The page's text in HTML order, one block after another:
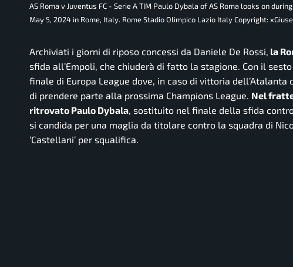
AS Roma v Juventus FC - Serie A TIM Paulo Dybala of AS Roma looks on
May 5, 2024 in Rome, Italy. Rome Stadio Olimpico Lazio Italy Copyright:
Archiviati i giorni di riposo concessi da Daniele De Rossi, la
sfida all’Empoli, che chiuderà di fatto la stagione. Con il
finale di Europa League dove, in caso di vittoria
di prendere parte alla prossima Champions League. Nel
ritrovato Paulo Dybala , sostituito nel finale della sfida
si candida per una maglia da titolare contro la squadra di
‘Castellani’ per squalifica.